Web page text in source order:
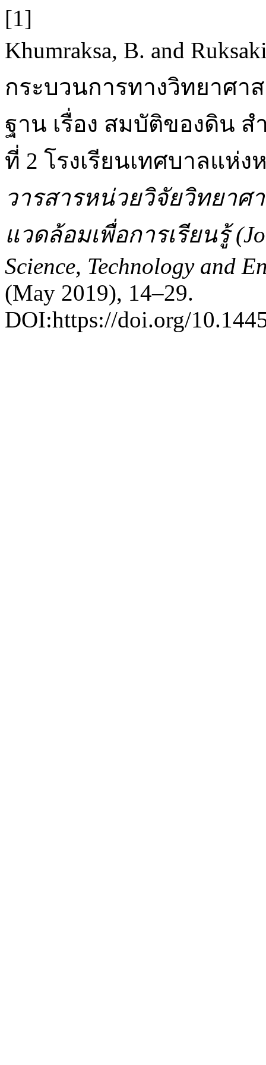
[1]
Khumraksa, B. and
กระบวนการทางวิทยาศา
ฐาน เรื่อง สมบัติของดิน
ที่ 2 โรงเรียนเทศบาลแห่
วารสารหน่วยวิจัยวิทยาศ
แวดล้อมเพื่อการเรียนรู้
Science, Technology and
(May 2019), 14–29.
DOI:https://doi.org/